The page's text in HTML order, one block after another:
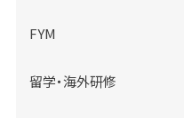
FYM
留学・海外研修